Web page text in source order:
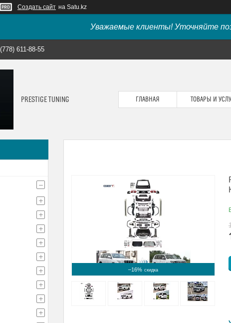
Создать сайт на Satu.kz
Уважаемые клиенты! Уточняйте
611-88-55
PRESTIGE TUNING ГЛАВНАЯ ТОВАРЫ И
–16%